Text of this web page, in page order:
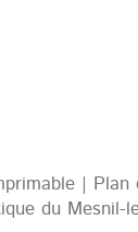
| Plan
du Mesnil-